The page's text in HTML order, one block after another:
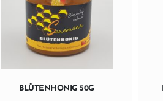
BLÜTENHONIG 50G